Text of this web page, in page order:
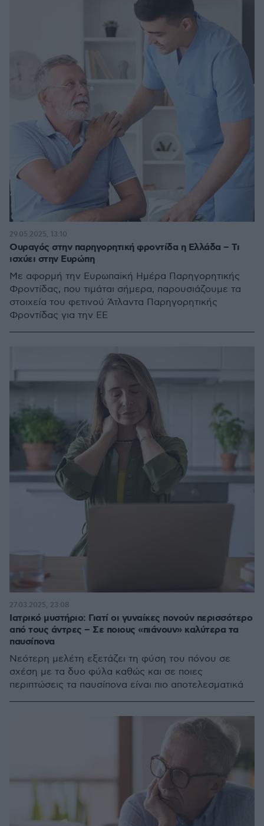
Ουραγός στην παρηγορητική φροντίδα η Ελλάδα – Τι
ισχύει στην Ευρώπη
Με αφορμή την Ευρωπαϊκή Ημέρα Παρηγορητικής
Φροντίδας, που τιμάται σήμερα, παρουσιάζουμε τα
στοιχεία του φετινού Άτλαντα Παρηγορητικής
Φροντίδας για την ΕΕ
29.05.2025, 13:10
Ιατρικό μυστήριο: Γιατί οι γυναίκες πονούν περισσότερο
από τους άντρες – Σε ποιους «πιάνουν» καλύτερα τα
παυσίπονα
Νεότερη μελέτη εξετάζει τη φύση του πόνου σε
σχέση με τα δυο φύλα καθώς και σε ποιες
περιπτώσεις τα παυσίπονα είναι πιο αποτελεσματικά
27.03.2025, 23:08